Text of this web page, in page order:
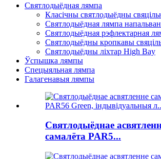
Святлодыёдная лямпа
Класічны святлодыёдны
Святлодыёдная лямпа
Святлодыёдная рэфлектарная
Святлодыёдны кропкавы
Святлодыёдны ліхтар High Bay
Ўспышка лямпы
Спецыяльная лямпа
Галагенавыя лямпы
Святлодыёднае
самалёта PAR5...